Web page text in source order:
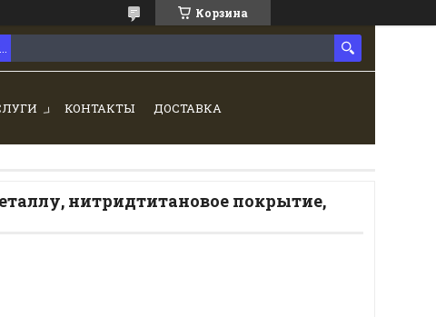
Корзина
КОНТАКТЫ ДОСТАВКА
нитридтитановое покрытие,